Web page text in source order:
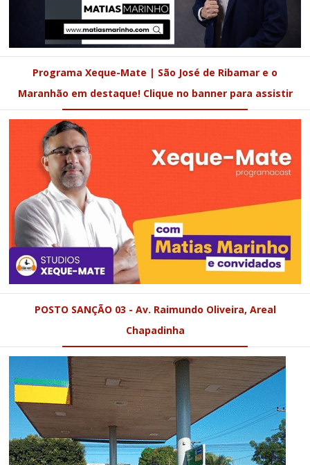
Programa Xeque-Mate | São José de Ribamar e o
Maranhão em destaque! Clique no banner para assistir
POSTO SANÇÃO 03 - Av. Raimundo Oliveira, Areal
Chapadinha